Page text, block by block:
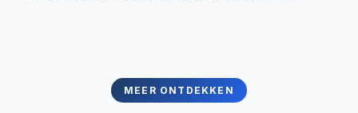
MEER ONTDEKKEN